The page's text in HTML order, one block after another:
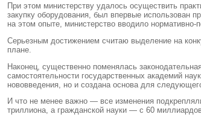
При этом министерству удалось осуществить
закупку оборудования, был впервые использован
на этом опыте, министерство вводило
Серьезным достижением считаю выделение на
плане.
Наконец, существенно поменялась
самостоятельности государственных академий
нововведения, но и создана основа для
И что не менее важно — все изменения
триллиона, а гражданской науки — с 60